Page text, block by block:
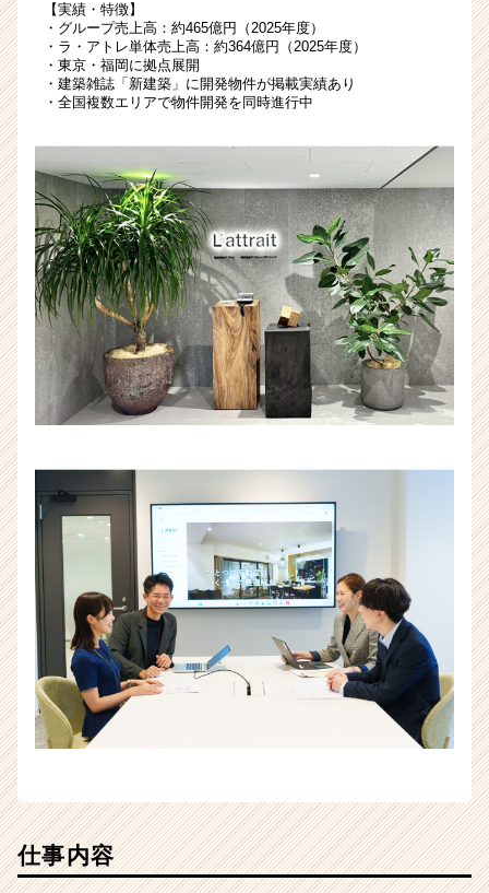
ン
チ
ャ
ー・
企
業
か
ら
ス
カ
ウ
ト
が
届
く
就
サ
ト
チ
ア
キ
ャ
ア
（CheerCareer）
【実績・特徴】
・グループ売上高：約465億円（2025年度）
・ラ・アトレ単体売上高：約364億円（2025年度）
・東京・福岡に拠点展開
・建築雑誌「新建築」に開発物件が掲載実績あり
・全国複数エリアで物件開発を同時進行中
仕事内容